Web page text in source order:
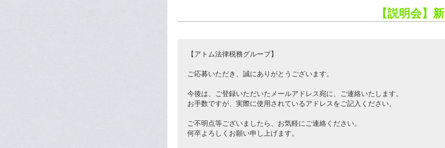
【説明会】
【アトム法律税務グループ】
ご応募いただき、誠にありがとうございます。
今後は、ご登録いただいたメールアドレス宛に、ご連絡いたします。
お手数ですが、実際に使用されているアドレスをご記入ください。
ご不明点等ございましたら、お気軽にご連絡ください。
何卒よろしくお願い申し上げます。